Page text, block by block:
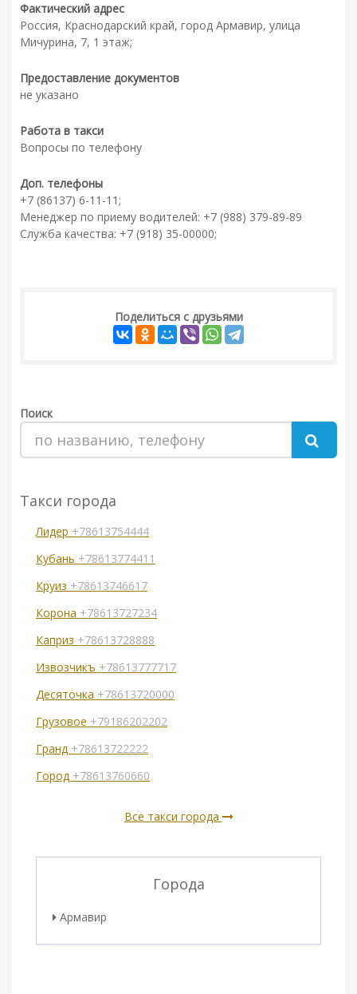
Фактический адрес
Россия, Краснодарский край, город Армавир, улица
Мичурина, 7, 1 этаж;
Предоставление документов
не указано
Работа в такси
Вопросы по телефону
Доп. телефоны
+7 (86137) 6-11-11;
Менеджер по приему водителей: +7 (988) 379-89-89
Служба качества: +7 (918) 35-00000;
Поделиться с друзьями
Поиск
Такси города
Лидер +78613754444
Кубань +78613774411
Круиз +78613746617
Корона +78613727234
Каприз +78613728888
Извозчикъ +78613777717
Десяточка +78613720000
Грузовое +79186202202
Гранд +78613722222
Город +78613760660
Все такси города
Города
Армавир